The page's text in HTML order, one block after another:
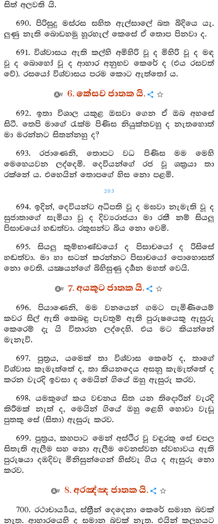
සිත් අලවති යි.
690. පිරිසුදු මස්රස සහිත ඇල්සාලේ බත බිදියෙ යැ.
ලුණු නැති බොඩහමු හූරහැල් කෙසේ ඒ තොප පිනවා ද.
691. විශ්වාසය ඇති කල්හි අමිහිරි වූ ද මිහිරි වූ ද මඳ
වූ ද බොහෝ වූ ද ආහාර අනුභව කෙරේ ද (එය රසවත්
වේ). රසයෝ විශ්වාසය පරම කොට ඇත්තෝ ය.
6. කේසව ජාතක යි.
692. ඉතා විශාල යකුළ ඔසවා ගෙන ඒ ඔබ අහසේ
සිටී. තෙපි මාගේ රැක්ම පිණිස නියුක්තවහු ද නැතහොත්
මා මරන්නට සිතන්නහු ද?
693. රජාණෙනි, තොපට වධ පිණිස මම මෙහි
මෙහෙයවන ලද්දෙමි. දෙවියන්ගේ රජ වූ ශක්‍රයා තා
රක්නේ ය. එහෙයින් තොපගේ හිස නො පළමි.
203
694. ඉදින්, දෙවියන්ට අධිපති වූ ද මඝවා නැමැති වූ ද
සුජාතාගේ සැමියා වූ ද දිව්‍යරාජයා මා රකී නම් සියලු
පිසාචයෝ හඬත්වා. රකුසන්ට බිය නො වෙමි.
695. සියලු කුම්භාණ්ඩයෝ ද පිසාචයෝ ද රිසිසේ
හඬත්වා. මා හා සටන් කරන්නට පිසාචයෝ පොහොසත්
නො වෙති. යක්‍ෂයන්ගේ බිහිසුණු දර්‍ශන මහත් වෙයි.
7. අයකූට ජාතක යි.
696. පියාණෙනි, මම වනයෙන් ගමට පැමිණියෙම්
කවර සිල් ඇති කෙබඳු පැවතුම් ඇති පුරුෂයෙකු ඇසුරු
කෙරෙම් දැ යි විතාරන ලද්දෙහි. එය මට කියන්නේ
මැනැවි.
697. පුත්‍රය, යමෙක් තා විශ්වාස කෙරේ ද, තාගේ
විශ්වාස කැමැත්තේ ද, තා කියනදෙය අසනු කැමැත්තේ ද
කරන වැරදි ඉවසා ද මෙයින් ගියේ ඔහු ඇසුරු කරව.
698. යමකුගේ කය වචනය සිත යන තිදොරින් වැරදි
කිරීමක් නැත් ද, මෙයින් ගියේ ඔහු ළෙහි හොවා වැඩූ
පුතකු සේ (සිතා) ඇසුරු කරව.
699. පුත්‍රය, කහපාට මෙන් අස්ථිර වූ වඳුරකු සේ චපල
සිතැති ඇලීම සහ නො ඇලීම වෙනස්වන ස්වභාවය ඇති
පුරුෂයා දඹදිවැ මිනිසුන්ගෙන් හිස්වැ ගිය ද ඇසුරු නො
කරව.
8. අරඤ්ඤ ජාතක යි.
700. රථාචාර්‍ය්‍යය, ස්ත්‍රීන් දෙදෙනා කෙරේ සමාන බවක්
නැත. ආහාරයෙහි ද සමාන බවක් නැත. එයින් කලහයට